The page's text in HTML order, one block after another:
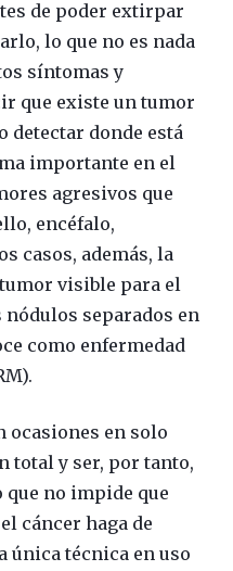
de poder extirpar
lo que no es nada
síntomas y
que existe un tumor
detectar donde está
importante en el
agresivos que
encéfalo,
casos, además, la
visible para el
separados en
como enfermedad
ocasiones en solo
total y ser, por tanto,
no impide que
cáncer haga de
única técnica en uso